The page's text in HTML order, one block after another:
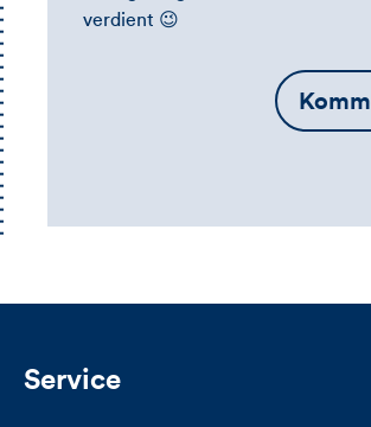
verdient 😉
Öffnet
die
Service